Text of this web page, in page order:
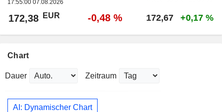
17:55:00 07.08.2026
172,38 EUR -0,48 % 172,67 +0,17 %
Chart
Dauer Zeitraum
AI: Dynamischer Chart